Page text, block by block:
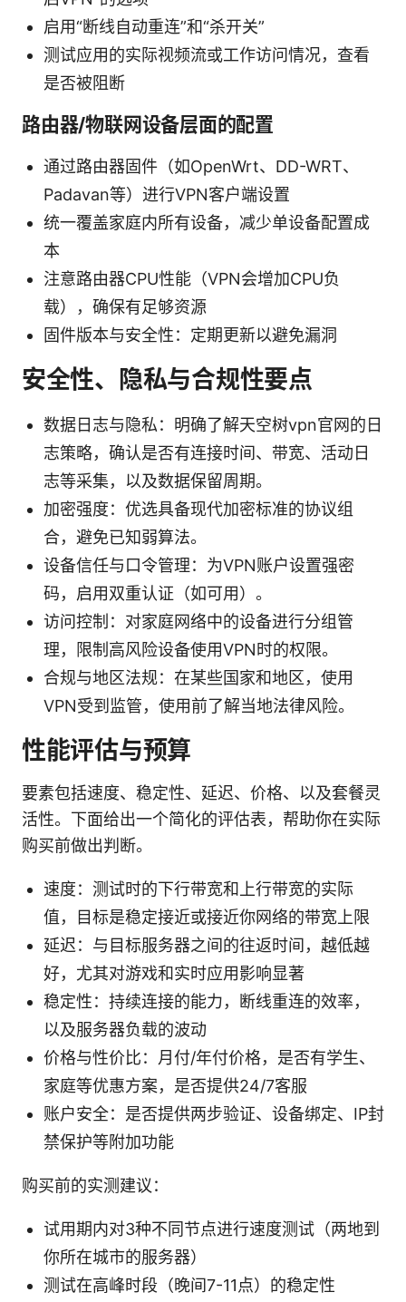
启用“断线自动重连”和“杀开关”
测试应用的实际视频流或工作访问情况，查看
是否被阻断
路由器/物联网设备层面的配置
通过路由器固件（如OpenWrt、DD-WRT、
Padavan等）进行VPN客户端设置
统一覆盖家庭内所有设备，减少单设备配置成
本
注意路由器CPU性能（VPN会增加CPU负
载），确保有足够资源
固件版本与安全性：定期更新以避免漏洞
安全性、隐私与合规性要点
数据日志与隐私：明确了解天空树vpn官网的日
志策略，确认是否有连接时间、带宽、活动日
志等采集，以及数据保留周期。
加密强度：优选具备现代加密标准的协议组
合，避免已知弱算法。
设备信任与口令管理：为VPN账户设置强密
码，启用双重认证（如可用）。
访问控制：对家庭网络中的设备进行分组管
理，限制高风险设备使用VPN时的权限。
合规与地区法规：在某些国家和地区，使用
VPN受到监管，使用前了解当地法律风险。
性能评估与预算
要素包括速度、稳定性、延迟、价格、以及套餐灵
活性。下面给出一个简化的评估表，帮助你在实际
购买前做出判断。
速度：测试时的下行带宽和上行带宽的实际
值，目标是稳定接近或接近你网络的带宽上限
延迟：与目标服务器之间的往返时间，越低越
好，尤其对游戏和实时应用影响显著
稳定性：持续连接的能力，断线重连的效率，
以及服务器负载的波动
价格与性价比：月付/年付价格，是否有学生、
家庭等优惠方案，是否提供24/7客服
账户安全：是否提供两步验证、设备绑定、IP封
禁保护等附加功能
购买前的实测建议：
试用期内对3种不同节点进行速度测试（两地到
你所在城市的服务器）
测试在高峰时段（晚间7-11点）的稳定性